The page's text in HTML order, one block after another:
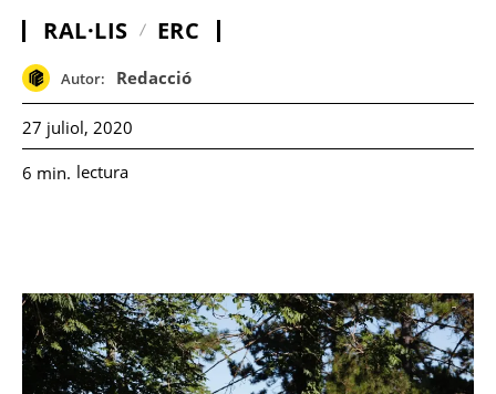
RAL·LIS ERC
Autor: Redacció
27 juliol, 2020
6 min. lectura